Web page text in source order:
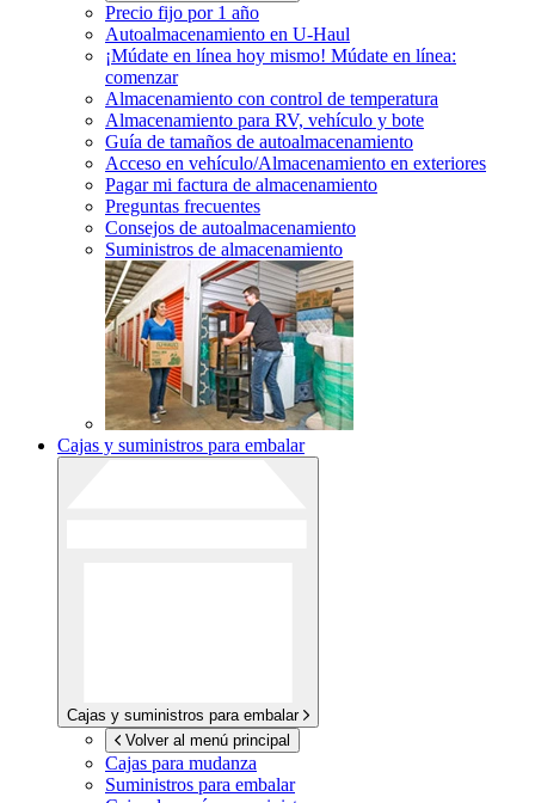
Precio fijo por 1 año
Autoalmacenamiento en U-Haul
¡Múdate en línea hoy mismo! Múdate en línea:
comenzar
Almacenamiento con control de temperatura
Almacenamiento para RV, vehículo y bote
Guía de tamaños de autoalmacenamiento
Acceso en vehículo/Almacenamiento en exteriores
Pagar mi factura de almacenamiento
Preguntas frecuentes
Consejos de autoalmacenamiento
Suministros de almacenamiento
Cajas y suministros para embalar
Cajas y suministros para embalar
Volver al menú principal
Cajas para mudanza
Suministros para embalar